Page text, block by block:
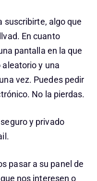
suscribirte, algo que
En cuanto
pantalla en la que
y una
vez. Puedes pedir
No la pierdas.
y privado
pasar a su panel de
nos interesen o